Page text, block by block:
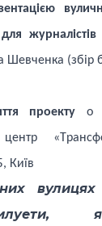
в
для журналістів
Шевченка (збір
проекту
о
центр «
Київ
вулицях
силуети,